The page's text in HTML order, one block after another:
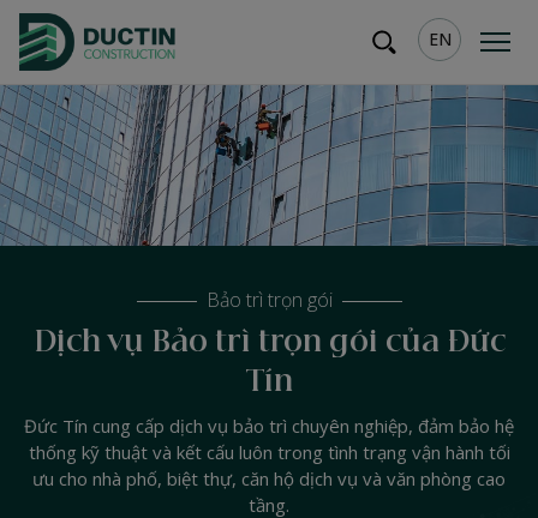
EN
Bảo trì trọn gói
Dịch vụ Bảo trì trọn gói của Đức
Tín
Đức Tín cung cấp dịch vụ bảo trì chuyên nghiệp, đảm bảo hệ
thống kỹ thuật và kết cấu luôn trong tình trạng vận hành tối
ưu cho nhà phố, biệt thự, căn hộ dịch vụ và văn phòng cao
tầng.